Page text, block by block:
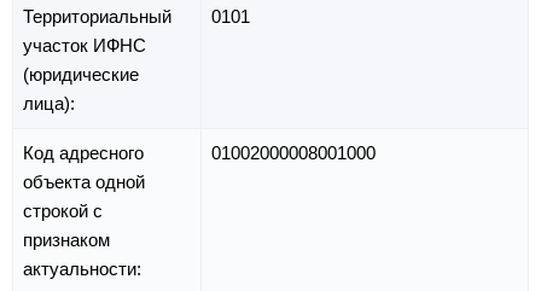
Территориальный
участок ИФНС
(юридические
лица):
0101
Код адресного
объекта одной
строкой с
признаком
актуальности:
01002000008001000